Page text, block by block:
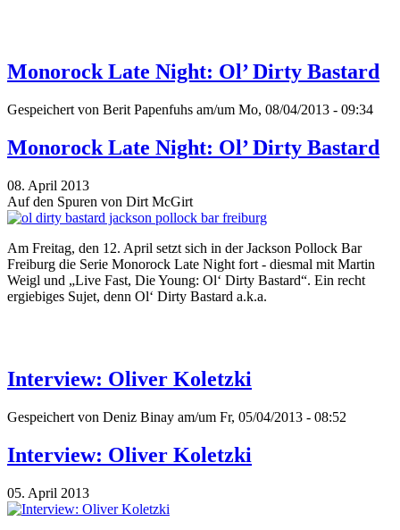
Monorock Late Night: Ol’ Dirty Bastard
Gespeichert von Berit Papenfuhs am/um Mo, 08/04/2013 - 09:34
Monorock Late Night: Ol’ Dirty Bastard
08. April 2013
Auf den Spuren von Dirt McGirt
Am Freitag, den 12. April setzt sich in der Jackson Pollock Bar
Freiburg die Serie Monorock Late Night fort - diesmal mit Martin
Weigl und „Live Fast, Die Young: Ol‘ Dirty Bastard“. Ein recht
ergiebiges Sujet, denn Ol‘ Dirty Bastard a.k.a.
Interview: Oliver Koletzki
Gespeichert von Deniz Binay am/um Fr, 05/04/2013 - 08:52
Interview: Oliver Koletzki
05. April 2013